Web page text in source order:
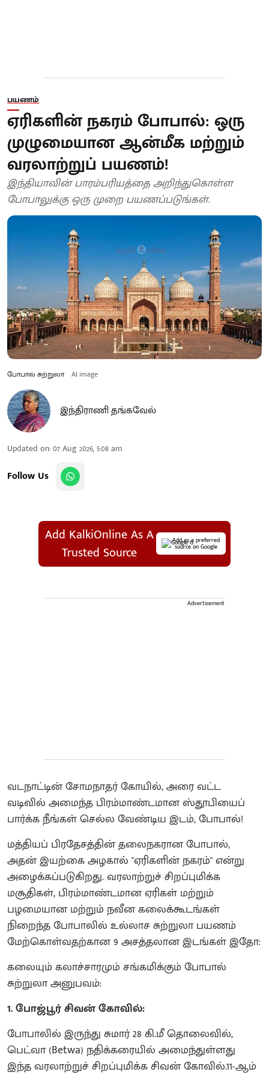
பயணம்
ஏரிகளின் நகரம் போபால்: ஒரு
முழுமையான ஆன்மீக மற்றும்
வரலாற்றுப் பயணம்!
இந்தியாவின் பாரம்பரியத்தை அறிந்துகொள்ள
போபாலுக்கு ஒரு முறை பயணப்படுங்கள்.
போபால் சுற்றுலா AI image
இந்திராணி தங்கவேல்
Updated on:07 Aug 2026, 5:08 am
Follow Us
Add KalkiOnline As A
Trusted Source
Add as a preferred
source on Google
Advertisement
வடநாட்டின் சோமநாதர் கோயில், அரை வட்ட
வடிவில் அமைந்த பிரம்மாண்டமான ஸ்தூபியைப்
பார்க்க நீங்கள் செல்ல வேண்டிய இடம், போபால்!
மத்தியப் பிரதேசத்தின் தலைநகரான போபால்,
அதன் இயற்கை அழகால் "ஏரிகளின் நகரம்" என்று
அழைக்கப்படுகிறது. வரலாற்றுச் சிறப்புமிக்க
மசூதிகள், பிரம்மாண்டமான ஏரிகள் மற்றும்
பழமையான மற்றும் நவீன கலைக்கூடங்கள்
நிறைந்த போபாலில் உல்லாச சுற்றுலா பயணம்
மேற்கொள்வதற்கான 9 அசத்தலான இடங்கள் இதோ:
கலையும் கலாச்சாரமும் சங்கமிக்கும் போபால்
சுற்றுலா அனுபவம்:
1. போஜ்பூர் சிவன் கோவில்:
போபாலில் இருந்து சுமார் 28 கி.மீ தொலைவில்,
பெட்வா (Betwa) நதிக்கரையில் அமைந்துள்ளது
இந்த வரலாற்றுச் சிறப்புமிக்க சிவன் கோவில்.11-ஆம்